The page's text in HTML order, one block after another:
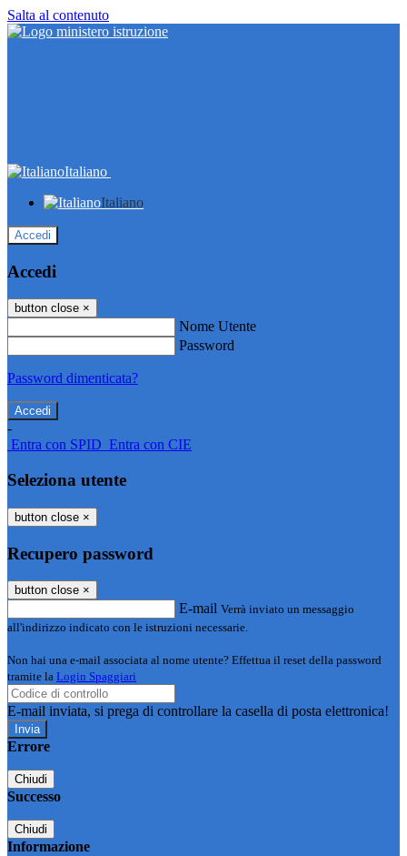
Salta al contenuto
Italiano
Italiano
Accedi
Accedi
button close ×
Nome Utente
Password
Password dimenticata?
-
Entra con SPID Entra con CIE
Seleziona utente
button close ×
Recupero password
button close ×
E-mail Verrà inviato un messaggio
all'indirizzo indicato con le istruzioni necessarie.
Non hai una e-mail associata al nome utente? Effettua il reset della password
tramite la Login Spaggiari
E-mail inviata, si prega di controllare la casella di posta elettronica!
Errore
Chiudi
Successo
Chiudi
Informazione